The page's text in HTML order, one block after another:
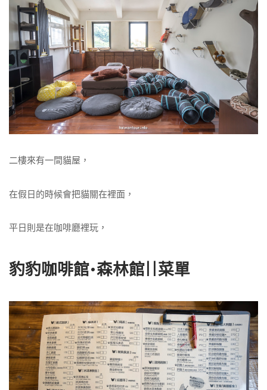
二樓來有一間貓屋，
在假日的時候會把貓關在裡面，
平日則是在咖啡廳裡玩，
豹豹咖啡館•森林館||菜單